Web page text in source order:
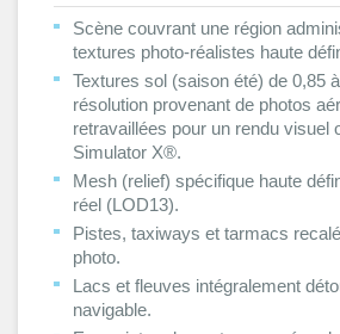
Scène couvrant une région
textures photo-réalistes haute
Textures sol (saison été) de 0,85
résolution provenant de photos
retravaillées pour un rendu visuel
Simulator X®.
Mesh (relief) spécifique haute
réel (LOD13).
Pistes, taxiways et tarmacs
photo.
Lacs et fleuves intégralement
navigable.